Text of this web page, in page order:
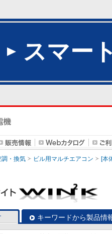
スマー
調・換気 ビル用マルチエアコン [本
キーワードから製品情